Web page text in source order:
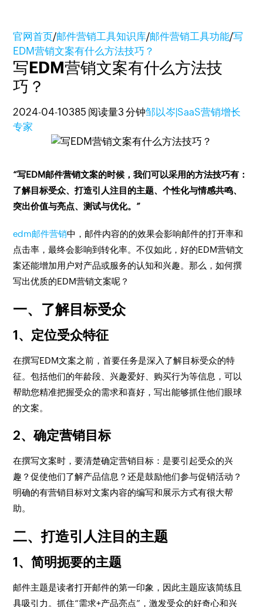
官网首页/邮件营销工具知识库/邮件营销工具功能/写
EDM营销文案有什么方法技巧？
写EDM营销文案有什么方法技
巧？
2024-04-10385 阅读量3 分钟邹以岑|SaaS营销增长
专家
“写EDM邮件营销文案的时候，我们可以采用的方法技巧有：
了解目标受众、打造引人注目的主题、个性化与情感共鸣、
突出价值与亮点、测试与优化。”
edm邮件营销中，邮件内容的的效果会影响邮件的打开率和
点击率，最终会影响到转化率。不仅如此，好的EDM营销文
案还能增加用户对产品或服务的认知和兴趣。那么，如何撰
写出优质的EDM营销文案呢？
一、了解目标受众
1、定位受众特征
在撰写EDM文案之前，首要任务是深入了解目标受众的特
征。包括他们的年龄段、兴趣爱好、购买行为等信息，可以
帮助您精准把握受众的需求和喜好，写出能够抓住他们眼球
的文案。
2、确定营销目标
在撰写文案时，要清楚确定营销目标：是要引起受众的兴
趣？促使他们了解产品信息？还是鼓励他们参与促销活动？
明确的有营销目标对文案内容的编写和展示方式有很大帮
助。
二、打造引人注目的主题
1、简明扼要的主题
邮件主题是读者打开邮件的第一印象，因此主题应该简练且
具吸引力。抓住“需求+产品亮点”，激发受众的好奇心和兴